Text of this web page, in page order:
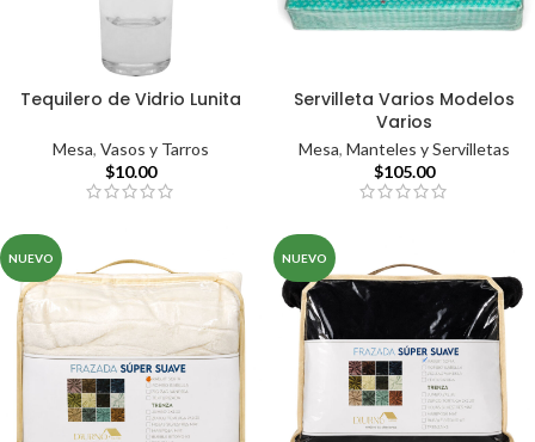
Tequilero de Vidrio Lunita
Mesa, Vasos y Tarros
$10.00
Servilleta Varios Modelos
Varios
Mesa, Manteles y Servilletas
$105.00
NUEVO NUEVO